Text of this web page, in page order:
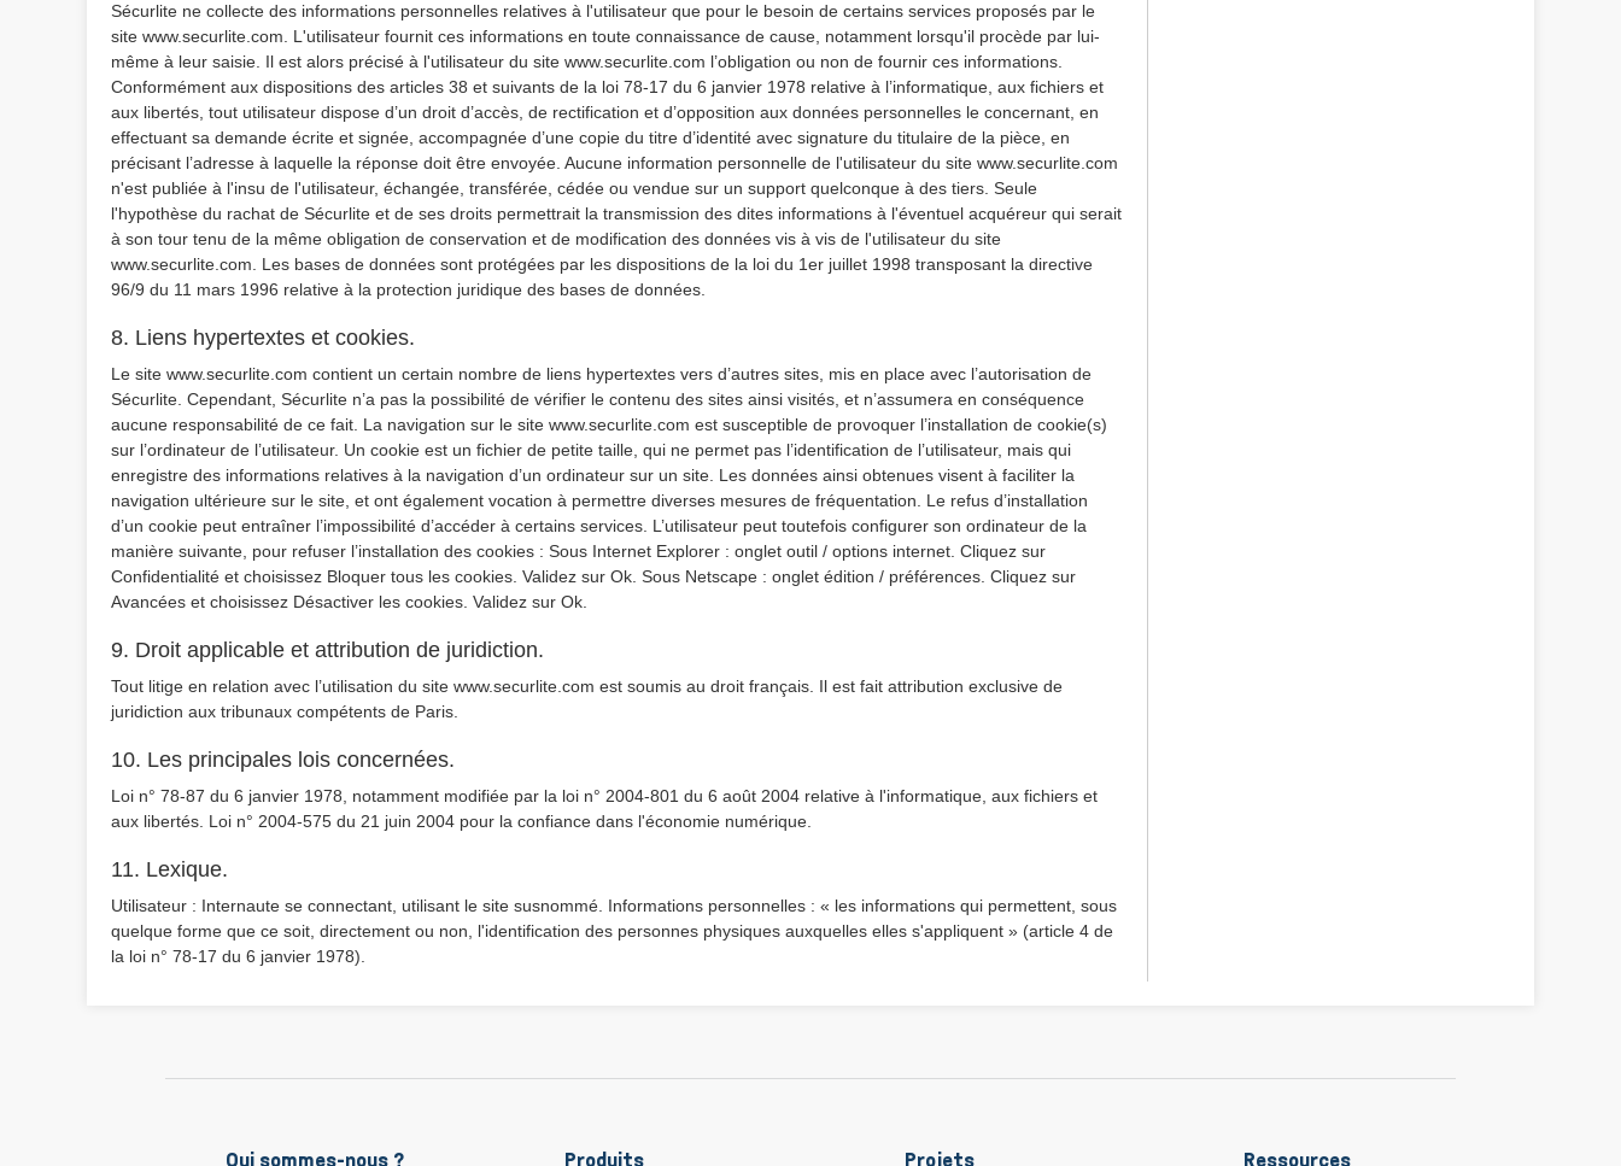
Sécurlite ne collecte des informations personnelles relatives à l'utilisateur que pour le besoin de certains services proposés par le
site www.securlite.com. L'utilisateur fournit ces informations en toute connaissance de cause, notamment lorsqu'il procède par lui-
même à leur saisie. Il est alors précisé à l'utilisateur du site www.securlite.com l’obligation ou non de fournir ces informations.
Conformément aux dispositions des articles 38 et suivants de la loi 78-17 du 6 janvier 1978 relative à l’informatique, aux fichiers et
aux libertés, tout utilisateur dispose d’un droit d’accès, de rectification et d’opposition aux données personnelles le concernant, en
effectuant sa demande écrite et signée, accompagnée d’une copie du titre d’identité avec signature du titulaire de la pièce, en
précisant l’adresse à laquelle la réponse doit être envoyée. Aucune information personnelle de l'utilisateur du site www.securlite.com
n'est publiée à l'insu de l'utilisateur, échangée, transférée, cédée ou vendue sur un support quelconque à des tiers. Seule
l'hypothèse du rachat de Sécurlite et de ses droits permettrait la transmission des dites informations à l'éventuel acquéreur qui serait
à son tour tenu de la même obligation de conservation et de modification des données vis à vis de l'utilisateur du site
www.securlite.com. Les bases de données sont protégées par les dispositions de la loi du 1er juillet 1998 transposant la directive
96/9 du 11 mars 1996 relative à la protection juridique des bases de données.
8. Liens hypertextes et cookies.
Le site www.securlite.com contient un certain nombre de liens hypertextes vers d’autres sites, mis en place avec l’autorisation de
Sécurlite. Cependant, Sécurlite n’a pas la possibilité de vérifier le contenu des sites ainsi visités, et n’assumera en conséquence
aucune responsabilité de ce fait. La navigation sur le site www.securlite.com est susceptible de provoquer l’installation de cookie(s)
sur l’ordinateur de l’utilisateur. Un cookie est un fichier de petite taille, qui ne permet pas l’identification de l’utilisateur, mais qui
enregistre des informations relatives à la navigation d’un ordinateur sur un site. Les données ainsi obtenues visent à faciliter la
navigation ultérieure sur le site, et ont également vocation à permettre diverses mesures de fréquentation. Le refus d’installation
d’un cookie peut entraîner l’impossibilité d’accéder à certains services. L’utilisateur peut toutefois configurer son ordinateur de la
manière suivante, pour refuser l’installation des cookies : Sous Internet Explorer : onglet outil / options internet. Cliquez sur
Confidentialité et choisissez Bloquer tous les cookies. Validez sur Ok. Sous Netscape : onglet édition / préférences. Cliquez sur
Avancées et choisissez Désactiver les cookies. Validez sur Ok.
9. Droit applicable et attribution de juridiction.
Tout litige en relation avec l’utilisation du site www.securlite.com est soumis au droit français. Il est fait attribution exclusive de
juridiction aux tribunaux compétents de Paris.
10. Les principales lois concernées.
Loi n° 78-87 du 6 janvier 1978, notamment modifiée par la loi n° 2004-801 du 6 août 2004 relative à l'informatique, aux fichiers et
aux libertés. Loi n° 2004-575 du 21 juin 2004 pour la confiance dans l'économie numérique.
11. Lexique.
Utilisateur : Internaute se connectant, utilisant le site susnommé. Informations personnelles : « les informations qui permettent, sous
quelque forme que ce soit, directement ou non, l'identification des personnes physiques auxquelles elles s'appliquent » (article 4 de
la loi n° 78-17 du 6 janvier 1978).
Qui sommes-nous ? Produits Projets Ressources